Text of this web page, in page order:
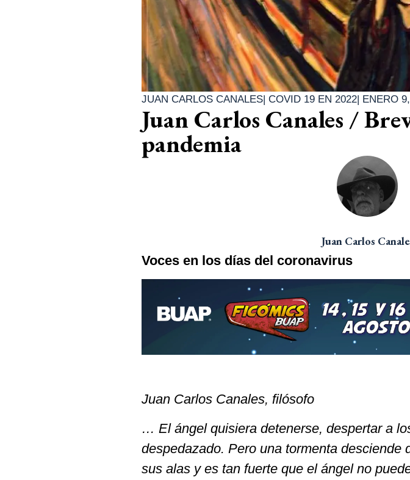
JUAN CARLOS CANALES| COVID 19 EN 2022| ENERO
Juan Carlos Canales /
pandemia
Juan Carlos
Voces en los días del coronavirus
Juan Carlos Canales, filósofo
… El ángel quisiera detenerse, despertar a
despedazado. Pero una tormenta desciende
sus alas y es tan fuerte que el ángel no